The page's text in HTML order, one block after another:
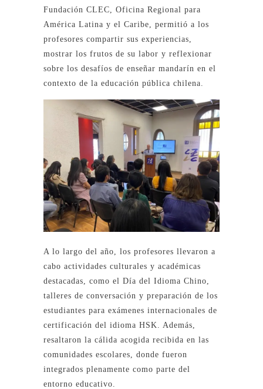
Fundación CLEC, Oficina Regional para
América Latina y el Caribe, permitió a los
profesores compartir sus experiencias,
mostrar los frutos de su labor y reflexionar
sobre los desafíos de enseñar mandarín en el
contexto de la educación pública chilena.
A lo largo del año, los profesores llevaron a
cabo actividades culturales y académicas
destacadas, como el Día del Idioma Chino,
talleres de conversación y preparación de los
estudiantes para exámenes internacionales de
certificación del idioma HSK. Además,
resaltaron la cálida acogida recibida en las
comunidades escolares, donde fueron
integrados plenamente como parte del
entorno educativo.